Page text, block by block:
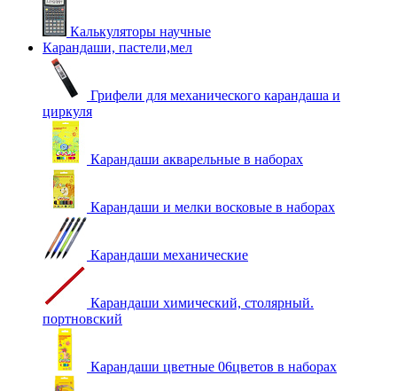
Калькуляторы научные
Карандаши, пастели,мел
Грифели для механического карандаша и
циркуля
Карандаши акварельные в наборах
Карандаши и мелки восковые в наборах
Карандаши механические
Карандаши химический, столярный.
портновский
Карандаши цветные 06цветов в наборах